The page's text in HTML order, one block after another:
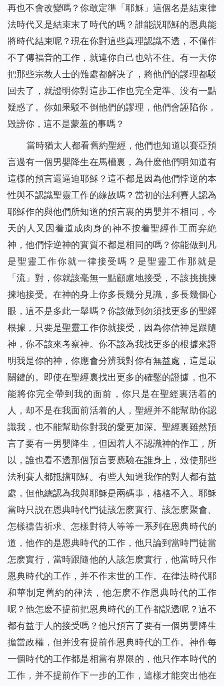
再也不會改變嗎？你敢定準「耶穌」這個名是結束律
法時代又是結束末了時代的嗎？誰能説耶穌的恩典能
將時代結束呢？現在你對這些真理認識不透，不僅作
不了傳福音的工作，就連你自己也站不住。有一天你
把那些宗教人士的難處都解决了，將他們的謬理都駁
回去了，就證明你對這步工作也完全定準、没有一點
疑惑了。你如果駁不倒他們的謬理，他們會誣陷你，
毁謗你，這不是蒙羞的事嗎？
當時猶太人都看舊約聖經，他們也知道以賽亞預
言過有一個男嬰降生在馬槽裏，為什麽他們明知道有
這樣的預言還逼迫耶穌？這不都是因為他們悖逆的本
性與不認識聖靈工作的緣故嗎？當初的法利賽人認為
耶穌作的與他們所知道的預言裏的男嬰并不相同，今
天的人又因着道成肉身的神不按着聖經作工而弃絶
神，他們悖逆神的實質不都是相同的嗎？你能做到凡
是聖靈工作你就一律接受嗎？是聖靈工作那就是
「流」對，你就該毫無一點顧慮地接受，不該挑挑揀
揀地接受。在神的身上你多長幾分見識，多長幾個心
眼，這不是多此一舉嗎？你該做到勿須找更多的聖經
根據，只要是聖靈工作你就接受，因為你信神是跟隨
神，你不該來考察神。你不該為我找更多的根據來證
明我是你的神，你應會分辨我對你有無益處，這是最
關鍵的。即使在聖經裏找出更多的確鑿的證據，也不
能將你完全帶到我的面前，你只是在聖經裏活着的
人，却不是在我面前活着的人，聖經并不能幫助你認
識我，也不能幫助你對我的愛更加深。聖經裏雖然預
言了要有一男嬰降生，但因着人不認識神的作工，所
以，誰也看不透那個預言要應驗在誰身上，致使那些
法利賽人都抵擋耶穌。有些人知道我作的對人都有益
處，但他總認為我與耶穌是兩碼事，格格不入。耶穌
當時只説在恩典時代門徒該怎麽實行、該怎麽聚會、
怎樣禱告祈求、怎樣對待人等等一系列在恩典時代的
道，他作的是恩典時代的工作，他只論到當時門徒當
怎麽實行，當時跟隨他的人該怎麽實行，他當時只作
恩典時代的工作，并不作末世的工作。在律法時代耶
和華制定舊約的律法，他怎麽不作恩典時代的工作
呢？他怎麽不提前把恩典時代的工作都説透呢？這不
都有益于人的接受嗎？他只預言了要有一個男嬰降生
擔當政權，但并没有提前作恩典時代的工作。神作每
一個時代的工作都是相當有界限的，他只作本時代的
工作，并不提前作下一步的工作，這樣才能突出他在